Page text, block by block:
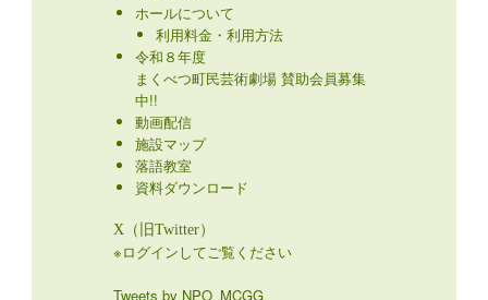
ホールについて
利用料金・利用方法
令和８年度
まくべつ町民芸術劇場 賛助会員募集
中!!
動画配信
施設マップ
落語教室
資料ダウンロード
X（旧Twitter）
※ログインしてご覧ください
Tweets by NPO_MCGG